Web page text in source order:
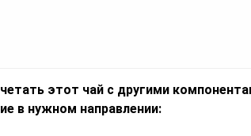
этот чай с другими
в нужном направлении: